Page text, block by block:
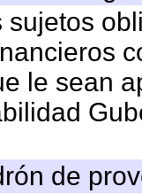
sujetos
le sean
de